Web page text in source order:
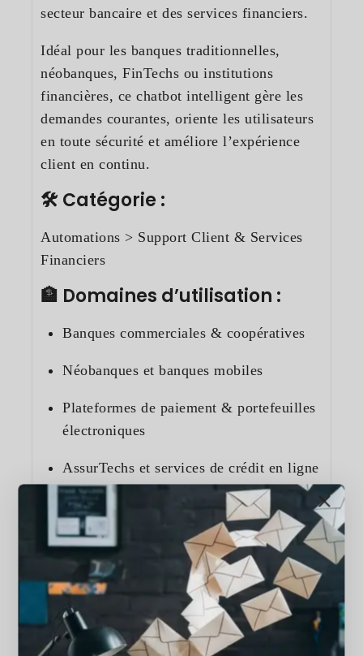
secteur bancaire et des services financiers.
Idéal pour les banques traditionnelles,
néobanques, FinTechs ou institutions
financières, ce chatbot intelligent gère les
demandes courantes, oriente les utilisateurs
en toute sécurité et améliore l’expérience
client en continu.
🛠 Catégorie :
Automations > Support Client & Services
Financiers
🏦 Domaines d’utilisation :
Banques commerciales & coopératives
Néobanques et banques mobiles
Plateformes de paiement & portefeuilles
électroniques
AssurTechs et services de crédit en ligne
🚀 Fonctionnalités clés :
Consultation de solde, historique,
RIB/IBAN
Aide à l’ouverture de compte, à la
vérification KYC